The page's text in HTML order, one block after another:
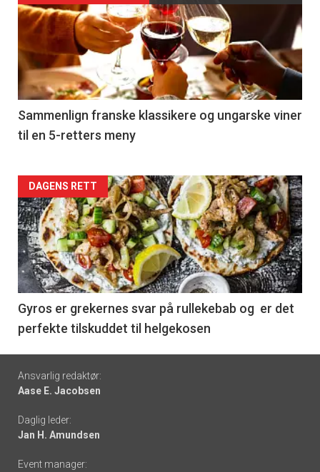
akkurat
nå
-
5
Sammenlign franske klassikere og ungarske viner
til en 5-retters meny
Forsiden
akkurat
nå
-
6
DAGENS RETT
Gyros er grekernes svar på rullekebab og er det
perfekte tilskuddet til helgekosen
Footer
-
links
Ansvarlig redaktør:
Aase E. Jacobsen
Daglig leder:
Jan H. Amundsen
Event manager: